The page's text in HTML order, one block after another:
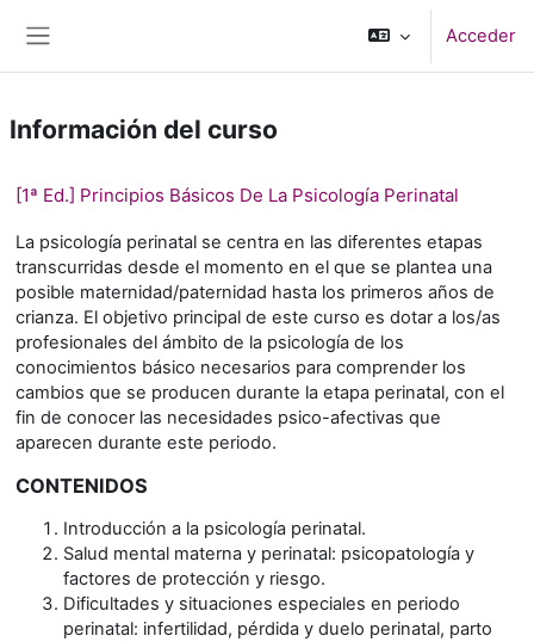
Acceder
Información del curso
[1ª Ed.] Principios Básicos De La Psicología Perinatal
La psicología perinatal se centra en las diferentes etapas
transcurridas desde el momento en el que se plantea una
posible maternidad/paternidad hasta los primeros años de
crianza. El objetivo principal de este curso es dotar a los/as
profesionales del ámbito de la psicología de los
conocimientos básico necesarios para comprender los
cambios que se producen durante la etapa perinatal, con el
fin de conocer las necesidades psico-afectivas que
aparecen durante este periodo.
CONTENIDOS
Introducción a la psicología perinatal.
Salud mental materna y perinatal: psicopatología y
factores de protección y riesgo.
Dificultades y situaciones especiales en periodo
perinatal: infertilidad, pérdida y duelo perinatal, parto